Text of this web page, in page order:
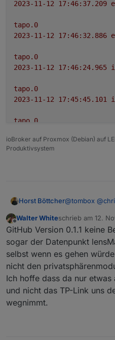
tapo.0
tapo.0
tapo.0
tapo.0
tapo.0
tapo.0
2023-11-12 17:45:44.683
tapo.0
2023-11-12 17:45:44.423
tapo.0
2023-11-12 17:45:44.237
ioBroker auf Proxmox (Debian) auf
Produktivsystem
Horst Böttcher@tombox @
Ich habe das
wieder in
angezeigt
tapo.0
Zeit
debug
Nachricht
tapo.0
2023-11-12
2023-11-12
Offline
Walter Whiteschrieb am 12.
zuletzt editiert
GitHub Version 0.1.1 keine
sogar der Datenpunkt
selbst wenn es gehen
nicht den
Ich hoffe dass da nur etwas
und nicht das TP-Link uns
wegnimmt.